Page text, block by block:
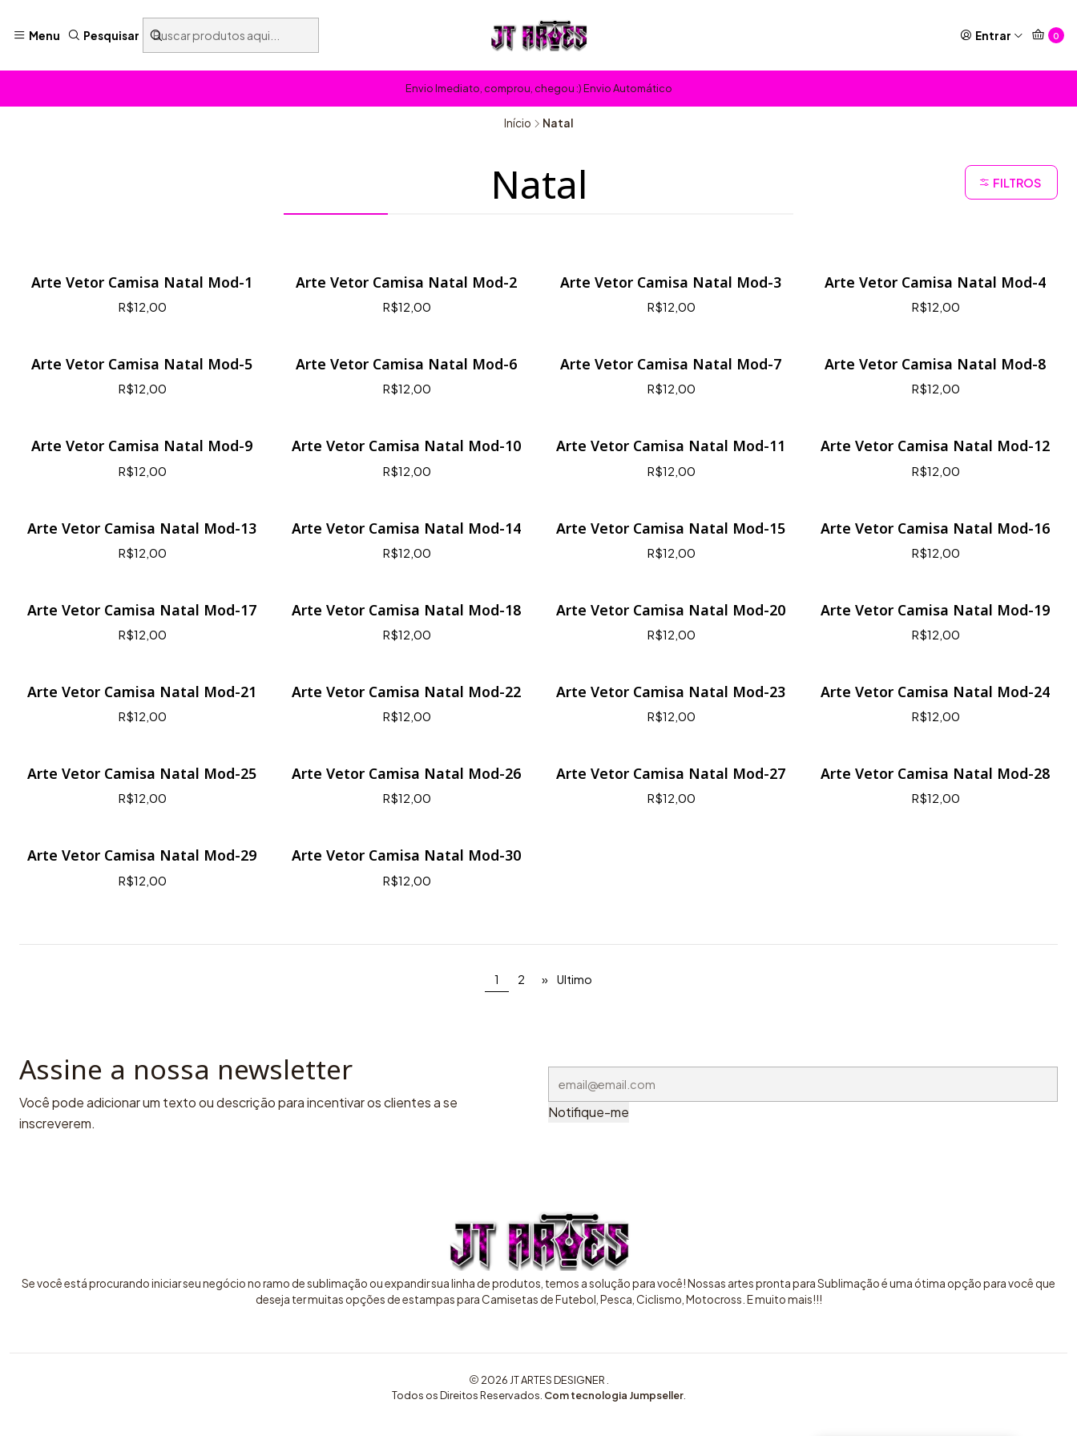
Menu Pesquisar Entrar 0
Envio Imediato, comprou, chegou :) Envio Automático
Início Natal
Natal FILTROS
Arte Vetor Camisa Natal Mod-1
R$12,00
Arte Vetor Camisa Natal Mod-2
R$12,00
Arte Vetor Camisa Natal Mod-3
R$12,00
Arte Vetor Camisa Natal Mod-4
R$12,00
Arte Vetor Camisa Natal Mod-5
R$12,00
Arte Vetor Camisa Natal Mod-6
R$12,00
Arte Vetor Camisa Natal Mod-7
R$12,00
Arte Vetor Camisa Natal Mod-8
R$12,00
Arte Vetor Camisa Natal Mod-9
R$12,00
Arte Vetor Camisa Natal Mod-10
R$12,00
Arte Vetor Camisa Natal Mod-11
R$12,00
Arte Vetor Camisa Natal Mod-12
R$12,00
Arte Vetor Camisa Natal Mod-13
R$12,00
Arte Vetor Camisa Natal Mod-14
R$12,00
Arte Vetor Camisa Natal Mod-15
R$12,00
Arte Vetor Camisa Natal Mod-16
R$12,00
Arte Vetor Camisa Natal Mod-17
R$12,00
Arte Vetor Camisa Natal Mod-18
R$12,00
Arte Vetor Camisa Natal Mod-20
R$12,00
Arte Vetor Camisa Natal Mod-19
R$12,00
Arte Vetor Camisa Natal Mod-21
R$12,00
Arte Vetor Camisa Natal Mod-22
R$12,00
Arte Vetor Camisa Natal Mod-23
R$12,00
Arte Vetor Camisa Natal Mod-24
R$12,00
Arte Vetor Camisa Natal Mod-25
R$12,00
Arte Vetor Camisa Natal Mod-26
R$12,00
Arte Vetor Camisa Natal Mod-27
R$12,00
Arte Vetor Camisa Natal Mod-28
R$12,00
Arte Vetor Camisa Natal Mod-29
R$12,00
Arte Vetor Camisa Natal Mod-30
R$12,00
1 2 » Ultimo
Assine a nossa newsletter
Você pode adicionar um texto ou descrição para incentivar os clientes a se
inscreverem.
Notifique-me
Se você está procurando iniciar seu negócio no ramo de sublimação ou expandir sua linha de produtos, temos a solução para você! Nossas artes pronta para Sublimação é uma ótima opção para você que
deseja ter muitas opções de estampas para Camisetas de Futebol, Pesca, Ciclismo, Motocross. E muito mais!!!
2026 JT ARTES DESIGNER .
Todos os Direitos Reservados. Com tecnologia Jumpseller.